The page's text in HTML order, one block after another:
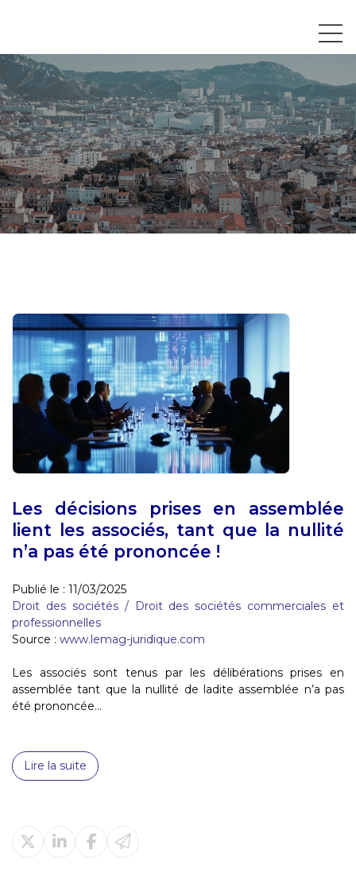
Les décisions prises en assemblée
lient les associés, tant que la nullité
n’a pas été prononcée !
Publié le : 11/03/2025
Droit des sociétés/ Droit des sociétés commerciales et
professionnelles
Source : www.lemag-juridique.com
Les associés sont tenus par les délibérations prises en
assemblée tant que la nullité de ladite assemblée n’a pas
été prononcée...
Lire la suite